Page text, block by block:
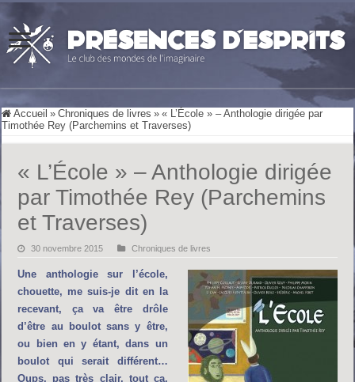
Accueil » Chroniques de livres » « L’École » – Anthologie dirigée par
Timothée Rey (Parchemins et Traverses)
« L’École » – Anthologie dirigée
par Timothée Rey (Parchemins
et Traverses)
30 novembre 2015 Chroniques de livres
Une anthologie sur l’école,
chouette, me suis-je dit en la
recevant, ça va être drôle
d’être au boulot sans y être,
ou bien en y étant, dans un
boulot qui serait différent…
Oups, pas très clair, tout ça,